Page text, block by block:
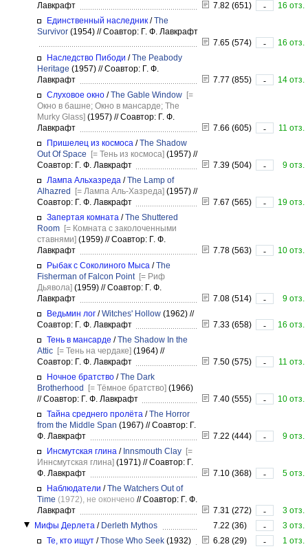
Лавкрафт
7.82 (651) -
16 отз.
Единственный наследник /The
Survivor (1954) //Соавтор: Г. Ф. Лавкрафт
7.65 (574)
-
16 отз.
Наследство Пибоди /The Peabody
Heritage (1957) //Соавтор: Г. Ф.
Лавкрафт
7.77 (855) -
14 отз.
Слуховое окно /The Gable Window [=
Окно в башне; Окно в мансарде; The
Murky Glass] (1957) //Соавтор: Г. Ф.
Лавкрафт
7.66 (605) -
11 отз.
Пришелец из космоса /The Shadow
Out Of Space
[= Тень из космоса] (1957) //
Соавтор: Г. Ф. Лавкрафт
7.39 (504) -
9 отз.
Лампа Альхазреда /The Lamp of
Alhazred
[= Лампа Аль-Хазреда] (1957) //
Соавтор: Г. Ф. Лавкрафт
7.67 (565) -
19 отз.
Запертая комната /The Shuttered
Room [= Комната с заколоченными
ставнями] (1959) //Соавтор: Г. Ф.
Лавкрафт
7.78 (563) -
10 отз.
Рыбак с Соколиного Мыса /The
Fisherman of Falcon Point [= Риф
Дьявола] (1959) //Соавтор: Г. Ф.
Лавкрафт
7.08 (514) -
9 отз.
Ведьмин лог /Witches' Hollow (1962) //
Соавтор: Г. Ф. Лавкрафт
7.33 (658) -
16 отз.
Тень в мансарде /The Shadow In the
Attic [= Тень на чердаке] (1964) //
Соавтор: Г. Ф. Лавкрафт
7.50 (575) -
11 отз.
Ночное братство /The Dark
Brotherhood
[= Тёмное братство] (1966)
//Соавтор: Г. Ф. Лавкрафт 7.40 (555) -
10 отз.
Тайна среднего пролёта /The Horror
from the Middle Span (1967) //Соавтор: Г.
Ф. Лавкрафт
7.22 (444) -
9 отз.
Инсмутская глина / Innsmouth Clay [=
Иннсмутская глина] (1971) //Соавтор: Г.
Ф. Лавкрафт
7.10 (368) -
5 отз.
Наблюдатели /The Watchers Out of
Time (1972), не окончено //Соавтор: Г. Ф.
Лавкрафт
7.31 (272) -
3 отз.
Мифы Дерлета / Derleth Mythos 7.22 (36) -
3 отз.
Те, кто ищут /Those Who Seek (1932) 6.28 (29) - 1 отз.